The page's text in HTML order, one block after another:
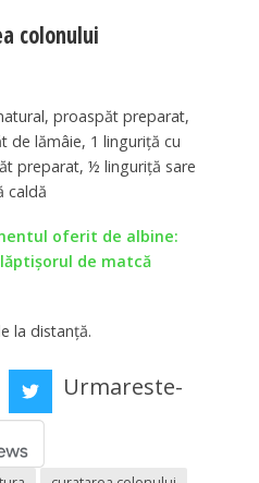
colonului
proaspăt preparat,
de lămâie, 1 linguriţă cu
preparat, ½ linguriţă sare
caldă
oferit de albine:
de matcă
la distanță.
Urmareste-